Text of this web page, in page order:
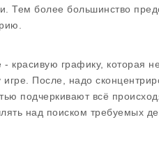
Тем более большинство
красивую графику, которая
После, надо
подчеркивают всё
над поиском требуемых